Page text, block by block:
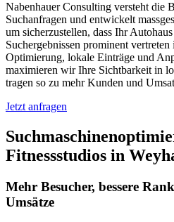
Nabenhauer Consulting versteht die
Suchanfragen und entwickelt
um sicherzustellen, dass Ihr
Suchergebnissen prominent
Optimierung, lokale Einträge und
maximieren wir Ihre Sichtbarkeit in
tragen so zu mehr Kunden und
Jetzt anfragen
Fitnessstudios in
Mehr Besucher, bessere
Umsätze